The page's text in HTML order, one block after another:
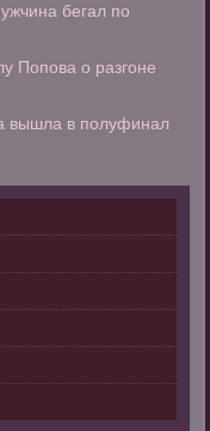
бегал по
Попова о разгоне
вышла в полуфинал